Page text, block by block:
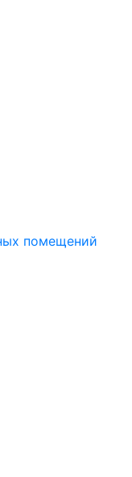
помещений